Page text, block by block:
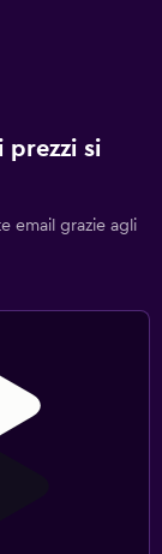
prezzi si
email grazie agli